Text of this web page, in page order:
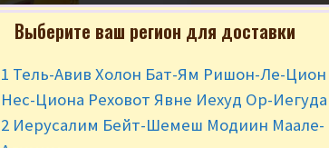
Ячневая
В наличии
Выберите ваш регион для доставки
1 Тель-Авив Холон Бат-Ям Ришон-Ле-Цион
Нес-Циона Реховот Явне Иехуд Ор-Иегуда
2 Иерусалим Бейт-Шемеш Модиин Маале-